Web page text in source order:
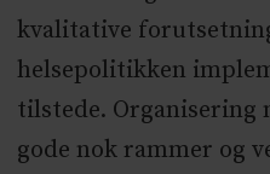
kvalitative
helsepolitikken
tilstede. Organisering
gode nok rammer og